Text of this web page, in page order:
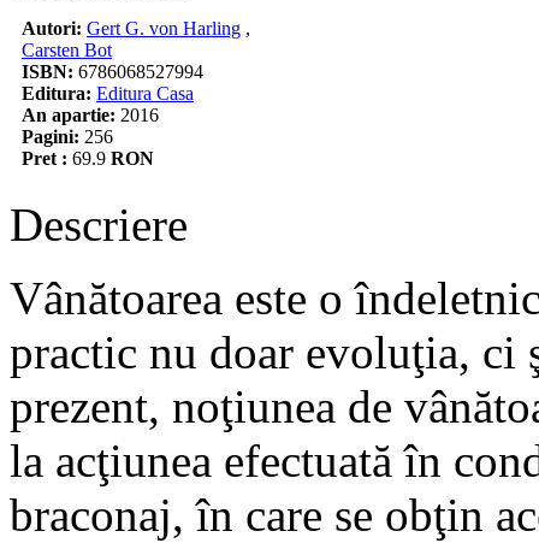
Autori: Gert G. von Harling ,
Carsten Bot
ISBN: 6786068527994
Editura: Editura Casa
An apartie: 2016
Pagini: 256
Pret : 69.9 RON
Descriere
Vânătoarea este o
practic nu doar evoluţia, ci
prezent, noţiunea de
la acţiunea efectuată în
braconaj, în care se obţin